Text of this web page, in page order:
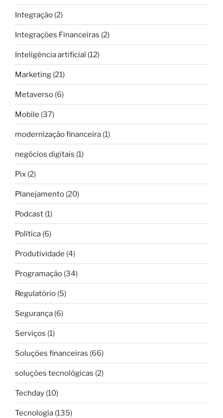
Integração (2)
Integrações Financeiras (2)
Inteligência artificial (12)
Marketing (21)
Metaverso (6)
Mobile (37)
modernização financeira (1)
negócios digitais (1)
Pix (2)
Planejamento (20)
Podcast (1)
Política (6)
Produtividade (4)
Programação (34)
Regulatório (5)
Segurança (6)
Serviços (1)
Soluções financeiras (66)
soluções tecnológicas (2)
Techday (10)
Tecnologia (135)